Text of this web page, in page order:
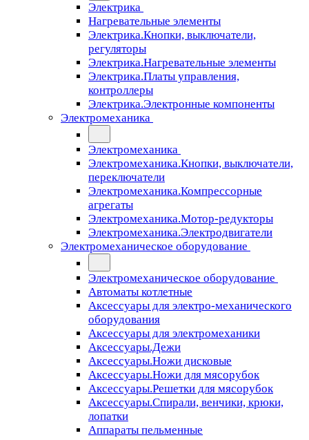
Электрика
Нагревательные элементы
Электрика.Кнопки, выключатели,
регуляторы
Электрика.Нагревательные элементы
Электрика.Платы управления,
контроллеры
Электрика.Электронные компоненты
Электромеханика
Электромеханика
Электромеханика.Кнопки, выключатели,
переключатели
Электромеханика.Компрессорные
агрегаты
Электромеханика.Мотор-редукторы
Электромеханика.Электродвигатели
Электромеханическое оборудование
Электромеханическое оборудование
Автоматы котлетные
Аксессуары для электро-механического
оборудования
Аксессуары для электромеханики
Аксессуары.Дежи
Аксессуары.Ножи дисковые
Аксессуары.Ножи для мясорубок
Аксессуары.Решетки для мясорубок
Аксессуары.Спирали, венчики, крюки,
лопатки
Аппараты пельменные